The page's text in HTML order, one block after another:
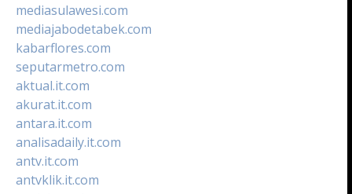
mediasulawesi.com
mediajabodetabek.com
kabarflores.com
seputarmetro.com
aktual.it.com
akurat.it.com
antara.it.com
analisadaily.it.com
antv.it.com
antvklik.it.com